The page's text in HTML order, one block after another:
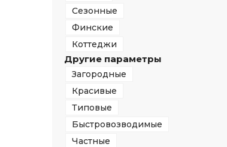
Сезонные
Финские
Коттеджи
Другие параметры
Загородные
Красивые
Типовые
Быстровозводимые
Частные